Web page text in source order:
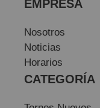
EMPRESA
Nosotros
Noticias
Horarios
CATEGORÍA